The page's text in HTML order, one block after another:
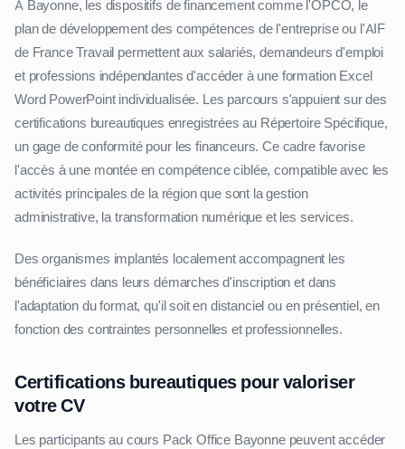
À Bayonne, les dispositifs de financement comme l'OPCO, le
plan de développement des compétences de l'entreprise ou l'AIF
de France Travail permettent aux salariés, demandeurs d'emploi
et professions indépendantes d'accéder à une formation Excel
Word PowerPoint individualisée. Les parcours s'appuient sur des
certifications bureautiques enregistrées au Répertoire Spécifique,
un gage de conformité pour les financeurs. Ce cadre favorise
l'accès à une montée en compétence ciblée, compatible avec les
activités principales de la région que sont la gestion
administrative, la transformation numérique et les services.
Des organismes implantés localement accompagnent les
bénéficiaires dans leurs démarches d'inscription et dans
l'adaptation du format, qu'il soit en distanciel ou en présentiel, en
fonction des contraintes personnelles et professionnelles.
Certifications bureautiques pour valoriser
votre CV
Les participants au cours Pack Office Bayonne peuvent accéder